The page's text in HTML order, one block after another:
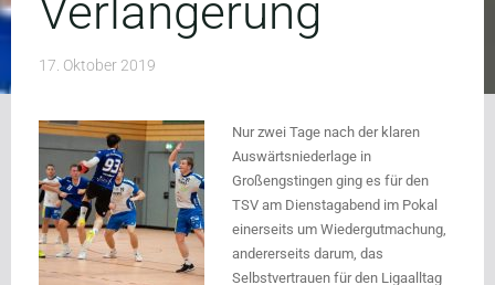
Verlängerung
17. Oktober 2019
Nur zwei Tage nach der klaren
Auswärtsniederlage in
Großengstingen ging es für den
TSV am Dienstagabend im Pokal
einerseits um Wiedergutmachung,
andererseits darum, das
Selbstvertrauen für den Ligaalltag